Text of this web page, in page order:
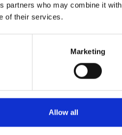
partners who may combine it with
of their services.
Marketing
Allow all